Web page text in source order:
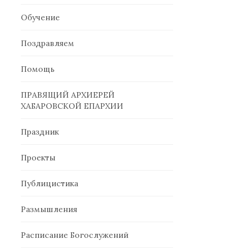
Обучение
Поздравляем
Помощь
ПРАВЯЩИЙ АРХИЕРЕЙ
ХАБАРОВСКОЙ ЕПАРХИИ
Праздник
Проекты
Публицистика
Размышления
Расписание Богослужений